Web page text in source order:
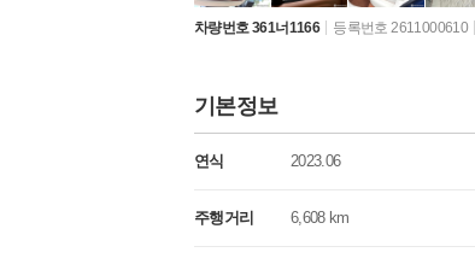
차량번호 361너1166 등록번호 2611000610
기본정보
연식 2023.06
주행거리 6,608 km